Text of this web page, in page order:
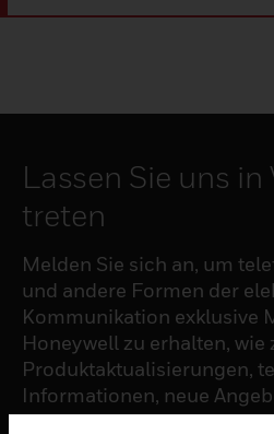
Lassen Sie uns
treten
Melden Sie sich an, um
und andere Formen der
Kommunikation exklusive
Honeywell zu erhalten, wie
Produktaktualisierungen,
Informationen, neue
und Neuigkeiten,